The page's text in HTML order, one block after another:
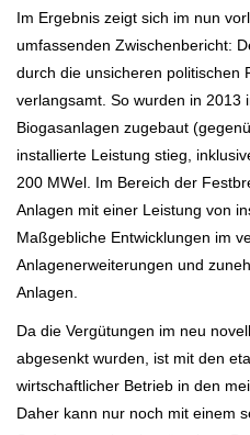
Im Ergebnis zeigt sich im nun
umfassenden Zwischenbericht:
durch die unsicheren politischen
verlangsamt. So wurden in 2013
Biogasanlagen zugebaut
installierte Leistung stieg,
200 MWel. Im Bereich der
Anlagen mit einer Leistung von
Maßgebliche Entwicklungen im
Anlagenerweiterungen und
Anlagen.
Da die Vergütungen im neu
abgesenkt wurden, ist mit den
wirtschaftlicher Betrieb in den
Daher kann nur noch mit einem